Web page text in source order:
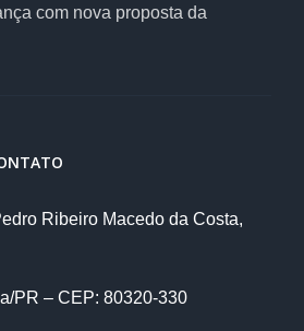
com nova proposta da
Ribeiro Macedo da Costa,
PR – CEP: 80320-330